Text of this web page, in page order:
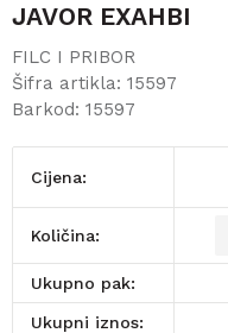
JAVOR EXAHBI
FILC I PRIBOR
Šifra artikla: 15597
Barkod: 15597
Cijena:
Količina:
Ukupno pak:
Ukupni iznos: